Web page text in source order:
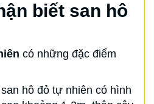
biết san hô
có những đặc điểm
hô đỏ tự nhiên có hình